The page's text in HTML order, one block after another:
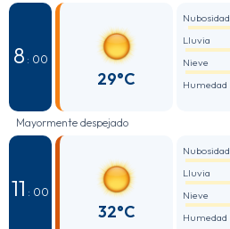
8 : 00
29°C
Nubosidad
Lluvia
Nieve
Humedad
Mayormente despejado
11 : 00
32°C
Nubosidad
Lluvia
Nieve
Humedad